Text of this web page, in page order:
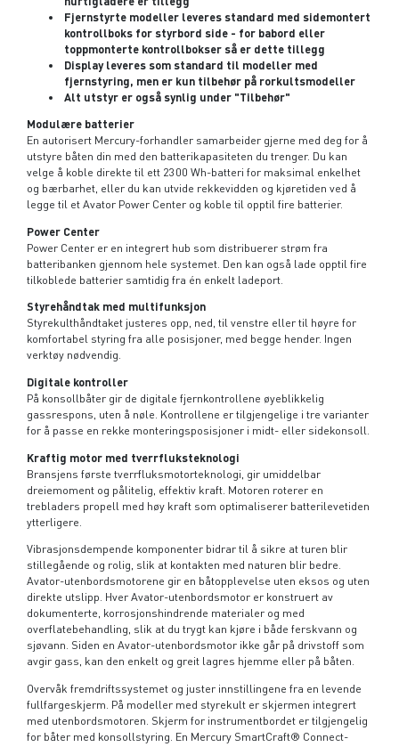
Fjernstyrte modeller leveres standard med sidemontert
kontrollboks for styrbord side - for babord eller
toppmonterte kontrollbokser så er dette tillegg
Display leveres som standard til modeller med
fjernstyring, men er kun tilbehør på rorkultsmodeller
Alt utstyr er også synlig under "Tilbehør"
Modulære batterier
En autorisert Mercury-forhandler samarbeider gjerne med deg for å
utstyre båten din med den batterikapasiteten du trenger. Du kan
velge å koble direkte til ett 2300 Wh-batteri for maksimal enkelhet
og bærbarhet, eller du kan utvide rekkevidden og kjøretiden ved å
legge til et Avator Power Center og koble til opptil fire batterier.
Power Center
Power Center er en integrert hub som distribuerer strøm fra
batteribanken gjennom hele systemet. Den kan også lade opptil fire
tilkoblede batterier samtidig fra én enkelt ladeport.
Styrehåndtak med multifunksjon
Styrekulthåndtaket justeres opp, ned, til venstre eller til høyre for
komfortabel styring fra alle posisjoner, med begge hender. Ingen
verktøy nødvendig.
Digitale kontroller
På konsollbåter gir de digitale fjernkontrollene øyeblikkelig
gassrespons, uten å nøle. Kontrollene er tilgjengelige i tre varianter
for å passe en rekke monteringsposisjoner i midt- eller sidekonsoll.
Kraftig motor med tverrfluksteknologi
Bransjens første tverrfluksmotorteknologi, gir umiddelbar
dreiemoment og pålitelig, effektiv kraft. Motoren roterer en
trebladers propell med høy kraft som optimaliserer batterilevetiden
ytterligere.
Vibrasjonsdempende komponenter bidrar til å sikre at turen blir
stillegående og rolig, slik at kontakten med naturen blir bedre.
Avator-utenbordsmotorene gir en båtopplevelse uten eksos og uten
direkte utslipp. Hver Avator-utenbordsmotor er konstruert av
dokumenterte, korrosjonshindrende materialer og med
overflatebehandling, slik at du trygt kan kjøre i både ferskvann og
sjøvann. Siden en Avator-utenbordsmotor ikke går på drivstoff som
avgir gass, kan den enkelt og greit lagres hjemme eller på båten.
Overvåk fremdriftssystemet og juster innstillingene fra en levende
fullfargeskjerm. På modeller med styrekult er skjermen integrert
med utenbordsmotoren. Skjerm for instrumentbordet er tilgjengelig
for båter med konsollstyring. En Mercury SmartCraft® Connect-